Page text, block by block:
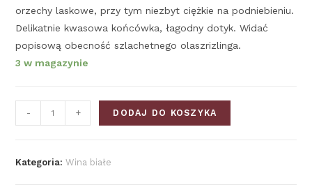
orzechy laskowe, przy tym niezbyt ciężkie na podniebieniu.
Delikatnie kwasowa końcówka, łagodny dotyk. Widać
popisową obecność szlachetnego olaszrizlinga.
3 w magazynie
- + DODAJ DO KOSZYKA
Kategoria:Wina białe